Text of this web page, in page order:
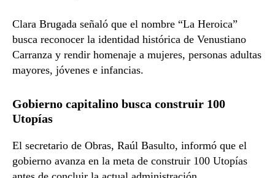
Clara Brugada señaló que el nombre “La Heroica”
busca reconocer la identidad histórica de Venustiano
Carranza y rendir homenaje a mujeres, personas adultas
mayores, jóvenes e infancias.
Gobierno capitalino busca construir 100
Utopías
El secretario de Obras, Raúl Basulto, informó que el
gobierno avanza en la meta de construir 100 Utopías